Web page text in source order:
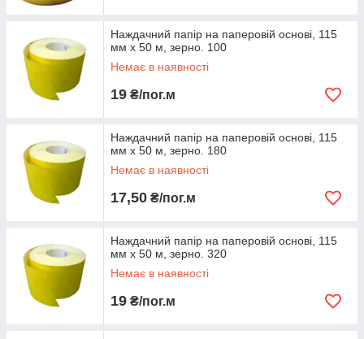
Наждачний папір на паперовій основі, 115
мм х 50 м, зерно. 100
Немає в наявності
19 ₴/пог.м
Наждачний папір на паперовій основі, 115
мм х 50 м, зерно. 180
Немає в наявності
17,50 ₴/пог.м
Наждачний папір на паперовій основі, 115
мм х 50 м, зерно. 320
Немає в наявності
19 ₴/пог.м